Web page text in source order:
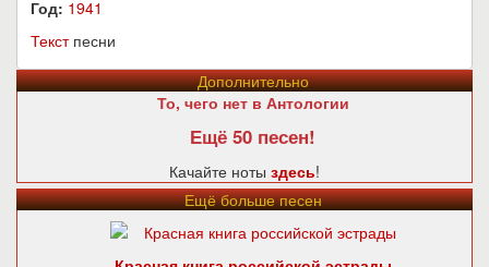
Год: 1941
Текстпесни
Дополнительно
То, чего нет в Антологии
Ещё 50 песен!
Качайте ноты здесь!
Ещё больше песен